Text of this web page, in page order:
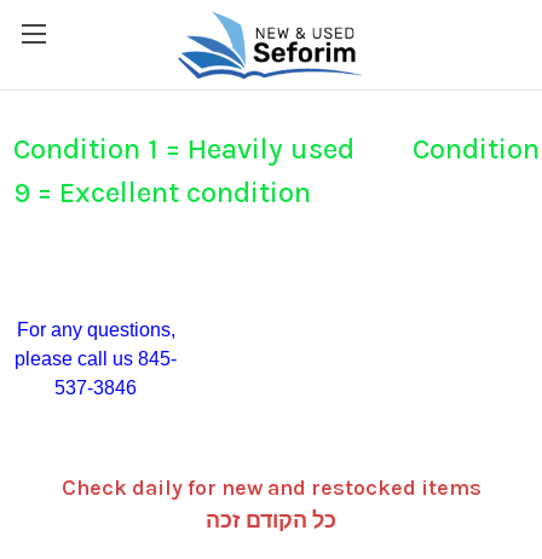
Condition 1 = Heavily used Condition
9 = Excellent condition
For any questions,
please call us 845-
537-3846
Check daily for new and restocked items
כל הקודם זכה